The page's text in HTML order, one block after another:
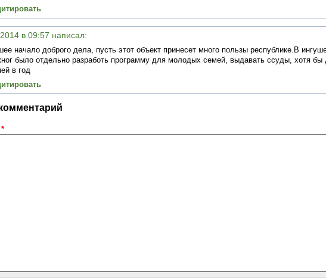
в 09:57 написал:
начало доброго дела, пусть этот объект принесет много пользы республике.В
было отдельно разработь программу для молодых семей, выдавать ссуды, хотя
в год
*